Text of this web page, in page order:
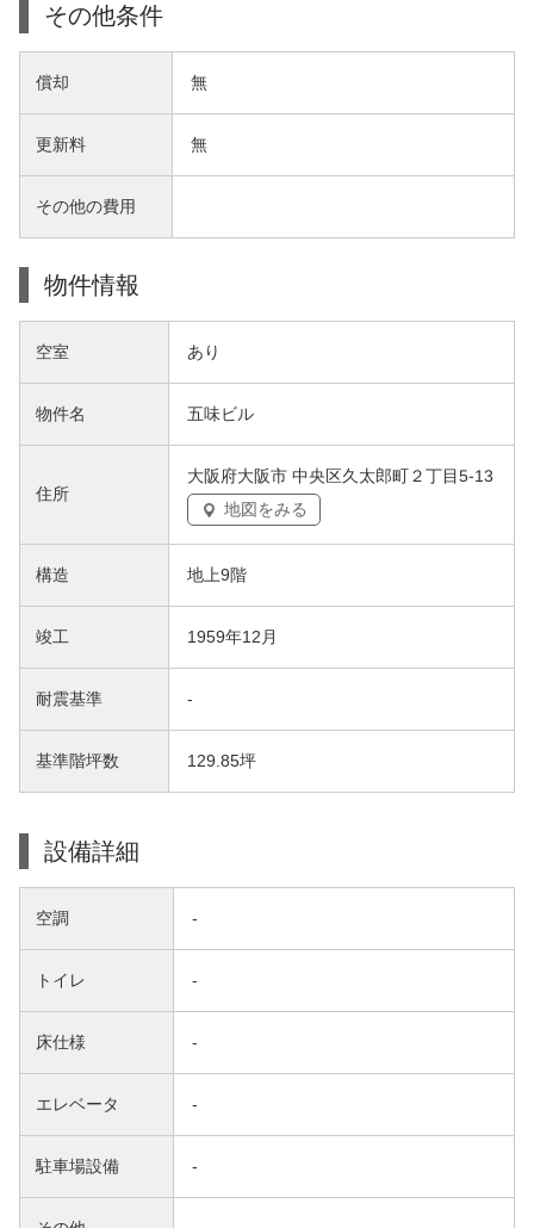
その他条件
償却 無
更新料 無
その他の費用
物件情報
空室 あり
物件名 五味ビル
住所
大阪府大阪市 中央区久太郎町２丁目5-13
地図をみる
構造 地上9階
竣工 1959年12月
耐震基準 -
基準階坪数 129.85坪
設備詳細
空調 -
トイレ -
床仕様 -
エレベータ -
駐車場設備 -